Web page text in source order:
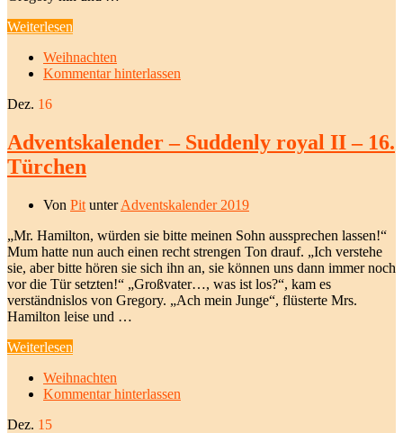
Weiterlesen
Weihnachten
Kommentar hinterlassen
Dez. 16
Adventskalender – Suddenly royal II – 16.
Türchen
Von Pit unterAdventskalender 2019
„Mr. Hamilton, würden sie bitte meinen Sohn aussprechen lassen!“
Mum hatte nun auch einen recht strengen Ton drauf. „Ich verstehe
sie, aber bitte hören sie sich ihn an, sie können uns dann immer noch
vor die Tür setzten!“ „Großvater…, was ist los?“, kam es
verständnislos von Gregory. „Ach mein Junge“, flüsterte Mrs.
Hamilton leise und …
Weiterlesen
Weihnachten
Kommentar hinterlassen
Dez. 15